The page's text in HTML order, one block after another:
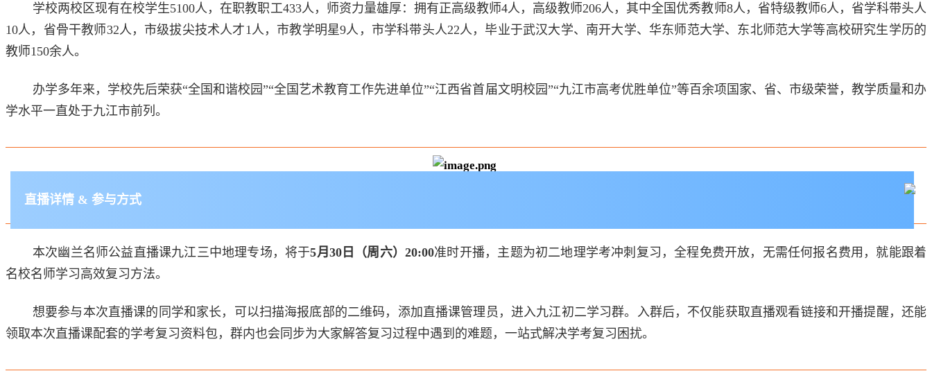
学校两校区现有在校学生5100人，在职教职工433人，师资力量雄厚：拥有正高级教师4人，高级教师206人，其中全国优秀教师8人，省特级教师6人，省学科带头人
10人，省骨干教师32人，市级拔尖技术人才1人，市教学明星9人，市学科带头人22人，毕业于武汉大学、南开大学、华东师范大学、东北师范大学等高校研究生学历的
教师150余人。
办学多年来，学校先后荣获“全国和谐校园”“全国艺术教育工作先进单位”“江西省首届文明校园”“九江市高考优胜单位”等百余项国家、省、市级荣誉，教学质量和办
学水平一直处于九江市前列。
直播详情 & 参与方式
本次幽兰名师公益直播课九江三中地理专场，将于5月30日（周六）20:00准时开播，主题为初二地理学考冲刺复习，全程免费开放，无需任何报名费用，就能跟着
名校名师学习高效复习方法。
想要参与本次直播课的同学和家长，可以扫描海报底部的二维码，添加直播课管理员，进入九江初二学习群。入群后，不仅能获取直播观看链接和开播提醒，还能
领取本次直播课配套的学考复习资料包，群内也会同步为大家解答复习过程中遇到的难题，一站式解决学考复习困扰。